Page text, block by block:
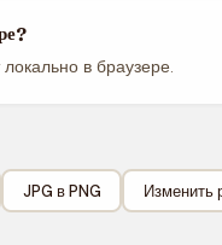
в браузере.
JPG в PNG Изменить